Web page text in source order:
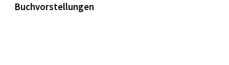
Buchvorstellungen